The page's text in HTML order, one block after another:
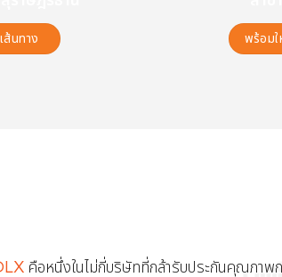
เส้นทาง พร้อมใ
คือหนึ่งในไม่กี่บริษัทที่กล้ารับประกันคุณภาพ